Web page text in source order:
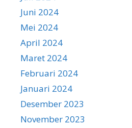
Juni 2024
Mei 2024
April 2024
Maret 2024
Februari 2024
Januari 2024
Desember 2023
November 2023